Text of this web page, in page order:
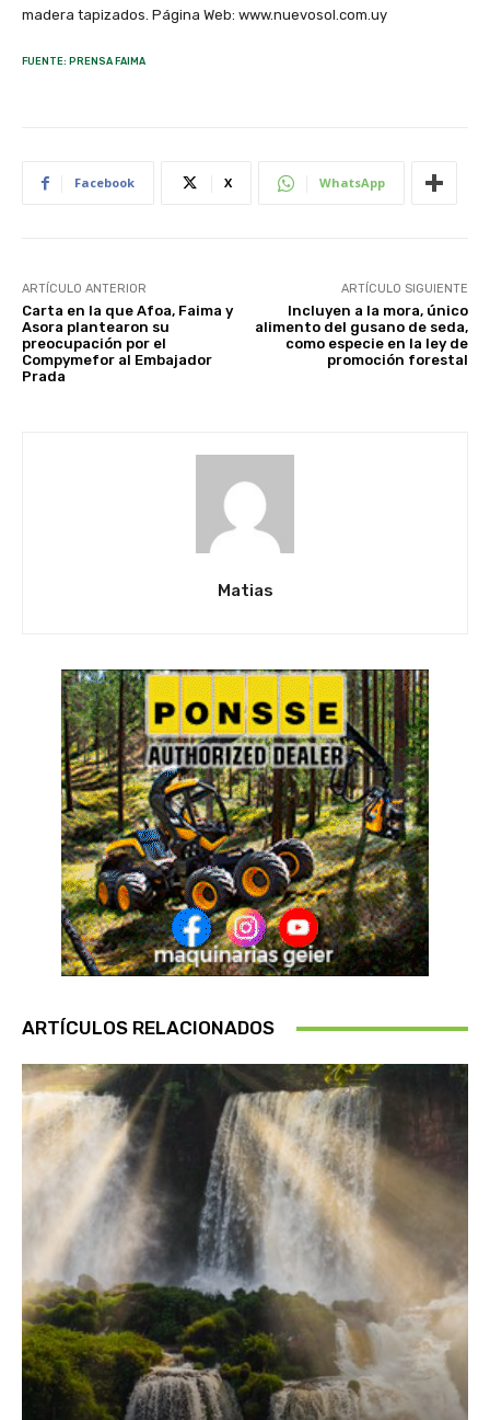
madera tapizados. Página Web: www.nuevosol.com.uy
FUENTE: PRENSA FAIMA
Facebook X WhatsApp
ARTÍCULO ANTERIOR
Carta en la que Afoa, Faima y
Asora plantearon su
preocupación por el
Compymefor al Embajador
Prada
ARTÍCULO SIGUIENTE
Incluyen a la mora, único
alimento del gusano de seda,
como especie en la ley de
promoción forestal
Matias
ARTÍCULOS RELACIONADOS